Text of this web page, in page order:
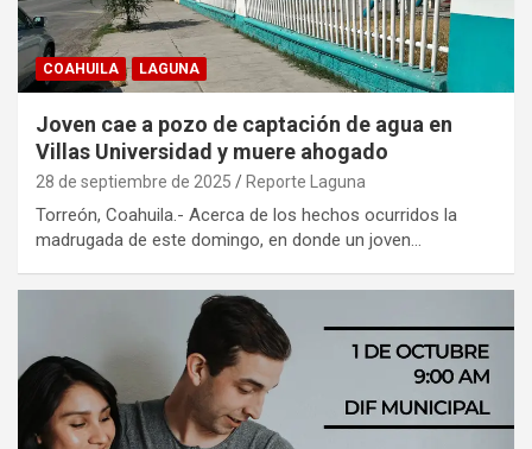
COAHUILA LAGUNA
Joven cae a pozo de captación de agua en
Villas Universidad y muere ahogado
28 de septiembre de 2025 Reporte Laguna
Torreón, Coahuila.- Acerca de los hechos ocurridos la
madrugada de este domingo, en donde un joven…